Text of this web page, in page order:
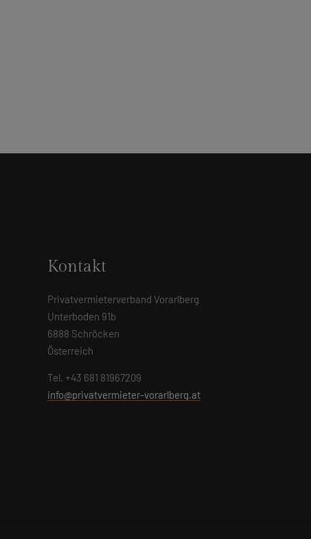
Kontakt
Privatvermieterverband Vorarlberg
Unterboden 91b
6888 Schröcken
Österreich
Tel. +43 681 81967209
info@privatvermieter-vorarlberg.at